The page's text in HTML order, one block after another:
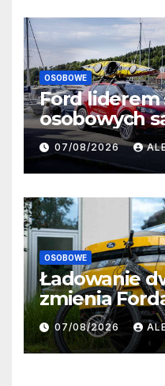
OSOBOWE
Ford
osobowych
Explorer i
07/08/2026
OSOBOWE
Ładowanie
zmienia
Capri w
powerbanki
07/08/2026